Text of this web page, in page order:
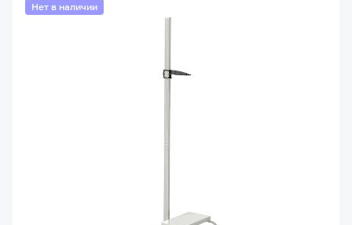
Нет в наличии